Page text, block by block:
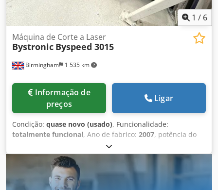
1 / 6
Birmingham 1 535 km
Máquina de Corte a Laser
Bystronic Byspeed 3015
preços
Ligar
Condição: quase novo (usado), Funcionalidade:
totalmente funcional, Ano de fabrico: 2007, potência do
, Vende-se laser CNC Bystronic Byspeed 3015
de 4,4kw, muito limpo Lasers Bystronic 4.4kw usados para
venda VÍDEO ABAIXO: Byspeed 3015 4.4kw - Sistema de
carregamento no vídeo não incluído Instalado novo/ano:
2007 Fabricante: Bystronic Modelo: Byspeed 3015